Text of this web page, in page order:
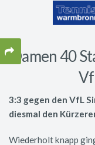
Damen 40
3:3 gegen den VfL
diesmal den
Wiederholt knapp